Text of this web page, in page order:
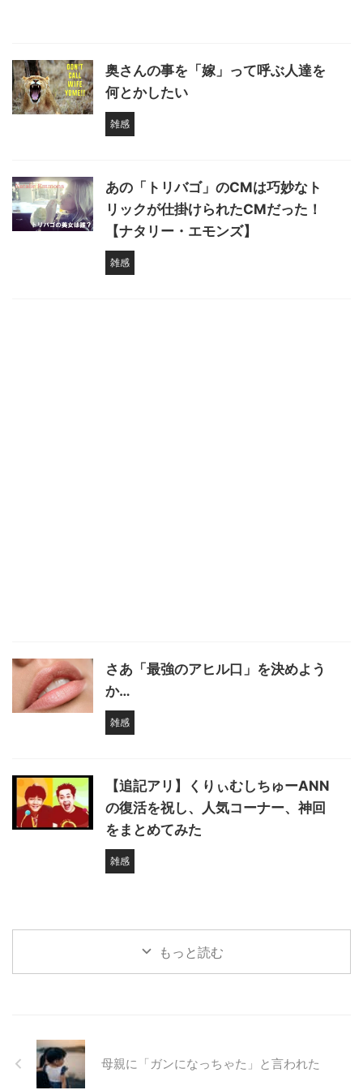
奥さんの事を「嫁」って呼ぶ人達を
何とかしたい
雑感
あの「トリバゴ」のCMは巧妙なト
リックが仕掛けられたCMだった！
【ナタリー・エモンズ】
雑感
さあ「最強のアヒル口」を決めよう
か…
雑感
【追記アリ】くりぃむしちゅーANN
の復活を祝し、人気コーナー、神回
をまとめてみた
雑感
もっと読む
母親に「ガンになっちゃた」と言われた